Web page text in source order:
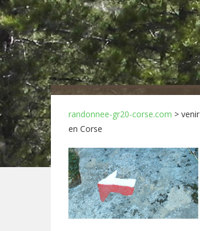
randonnee-gr20-corse.com > venir
en Corse